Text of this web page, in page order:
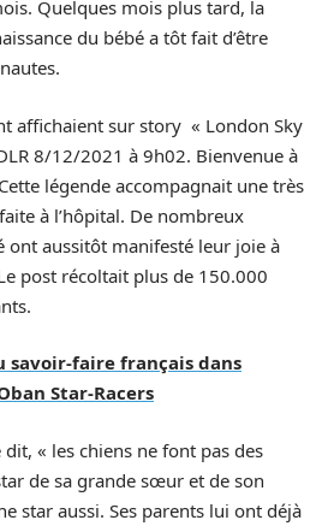
Quelques mois plus tard, la
du bébé a tôt fait d’être
affichaient sur story « London Sky
8/12/2021 à 9h02. Bienvenue à
légende accompagnait une très
à l’hôpital. De nombreux
ont aussitôt manifesté leur joie à
post récoltait plus de 150.000
savoir-faire français dans
Star-Racers
« les chiens ne font pas des
de sa grande sœur et de son
star aussi. Ses parents lui ont déjà